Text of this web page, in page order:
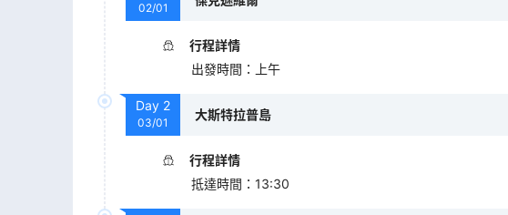
02/01
行程詳情
出發時間 ： 上午
Day 2
03/01
大斯特拉普島
行程詳情
抵達時間 ： 13:30